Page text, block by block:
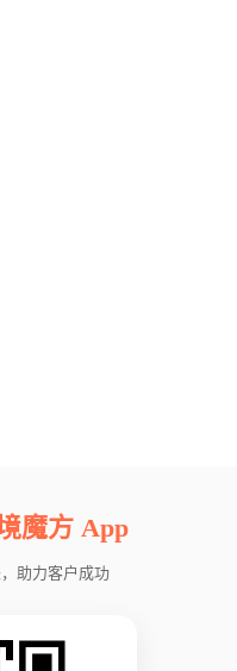
魔方 App
助力客户成功